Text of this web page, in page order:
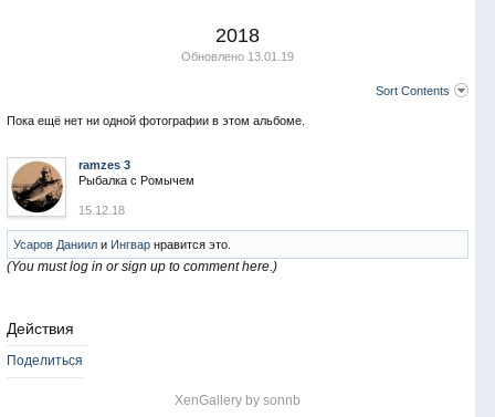
2018
Обновлено 13.01.19
Sort Contents
Пока ещё нет ни одной фотографии в этом альбоме.
ramzes 3
Рыбалка с Ромычем
15.12.18
Усаров Даниил и Ингвар нравится это.
(You must log in or sign up to comment here.)
Действия
Поделиться
XenGallery bysonnb